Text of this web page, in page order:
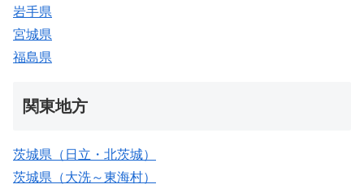
岩手県
宮城県
福島県
関東地方
茨城県（日立・北茨城）
茨城県（大洗～東海村）